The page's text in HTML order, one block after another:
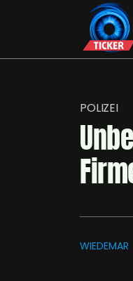
POLIZEI
WIEDEMAR